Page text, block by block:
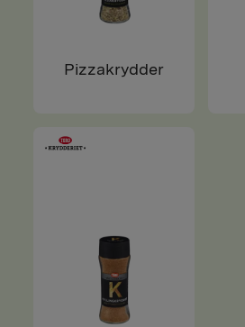
Pizzakrydder